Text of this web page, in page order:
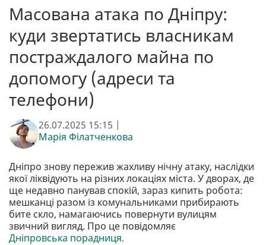
Масована атака по Дніпру:
куди звертатись власникам
постраждалого майна по
допомогу (адреси та
телефони)
26.07.2025 15:15 |
Марія Філатченкова
Дніпро знову пережив жахливу нічну атаку, наслідки
якої ліквідують на різних локаціях міста. У дворах, де
ще недавно панував спокій, зараз кипить робота:
мешканці разом із комунальниками прибирають
бите скло, намагаючись повернути вулицям
звичний вигляд. Про це повідомляє
Дніпровська порадниця.